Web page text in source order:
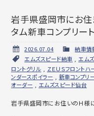
岩手県盛岡市にお
タム新車コンプリー
2026.07.04
納車情
エムズスピード納車
エム
ロントグリル
ＺＥＵＳフロントハ
ンダースポイラー
新車コンプリ
オーダー
エムズスピード仙台
岩手県盛岡市にお住いのＨ様